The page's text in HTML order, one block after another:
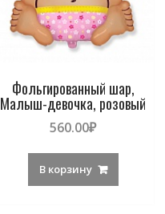
Фольгированный шар,
Малыш-девочка, розовый
560.00₽
В корзину